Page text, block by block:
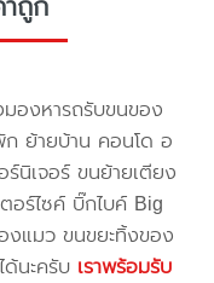
องหารถรับขนของ
ย้ายบ้าน คอนโด อ
นิเจอร์ ขนย้ายเตียง
อร์ไซค์ บิ๊กไบค์ Big
งแมว ขนขยะทิ้งของ
ด้นะครับ เราพร้อมรับ